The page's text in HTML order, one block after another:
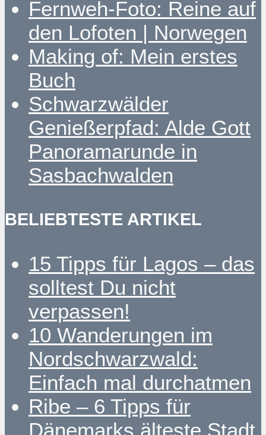
Fernweh-Foto: Reine auf
den Lofoten | Norwegen
Making of: Mein erstes
Buch
Schwarzwälder
Genießerpfad: Alde Gott
Panoramarunde in
Sasbachwalden
BELIEBTESTE ARTIKEL
15 Tipps für Lagos – das
solltest Du nicht
verpassen!
10 Wanderungen im
Nordschwarzwald:
Einfach mal durchatmen
Ribe – 6 Tipps für
Dänemarks älteste Stadt